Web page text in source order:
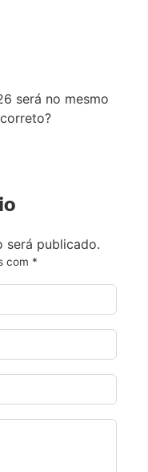
será no mesmo
será publicado.
com *